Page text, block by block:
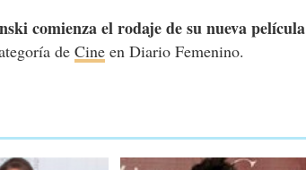
comienza el rodaje de su nueva película
deCine en Diario Femenino.